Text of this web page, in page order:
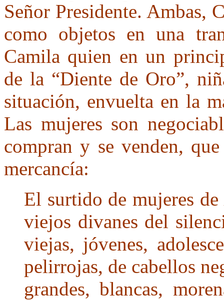
Señor Presidente. Ambas,
como objetos en una
Camila quien en un
de la “Diente de Oro”,
situación, envuelta en la
Las mujeres son
compran y se venden,
mercancía:
El surtido de mujeres de
viejos divanes del
viejas, jóvenes,
pelirrojas, de cabellos
grandes, blancas,